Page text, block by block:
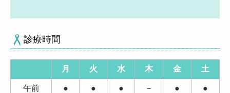
診療時間
月 火 水 木 金 土
午前 ● ● ● － ● ●